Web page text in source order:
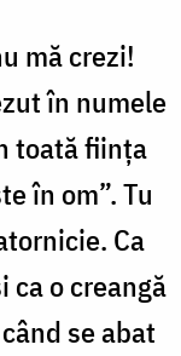
mă crezi!
în numele
toată ființa
în om”. Tu
Ca
ca o creangă
se abat